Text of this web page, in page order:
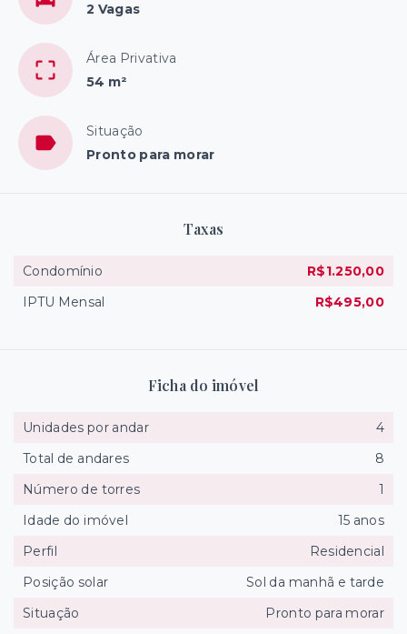
2 Vagas
Área Privativa
54 m²
Situação
Pronto para morar
Taxas
Condomínio
R$1.250,00
IPTU Mensal
R$495,00
Ficha do imóvel
Unidades por andar
4
Total de andares
8
Número de torres
1
Idade do imóvel
15 anos
Perfil
Residencial
Posição solar
Sol da manhã e tarde
Situação
Pronto para morar